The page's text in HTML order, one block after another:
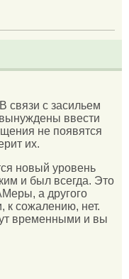
В связи с засильем
ввести
не появятся
их.
новый уровень
и был всегда. Это
а другого
к сожалению, нет.
временными и вы